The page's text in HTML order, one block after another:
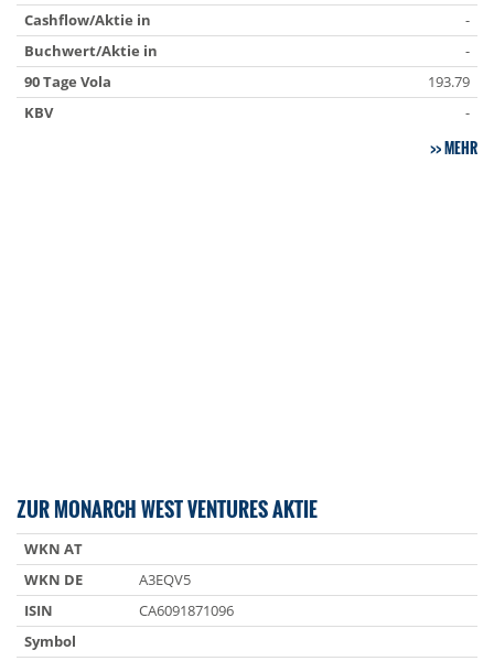
Cashflow/Aktie in
-
Buchwert/Aktie in
-
90 Tage Vola
193.79
KBV
-
MEHR
ZUR MONARCH WEST VENTURES AKTIE
WKN AT
WKN DE
A3EQV5
ISIN
CA6091871096
Symbol